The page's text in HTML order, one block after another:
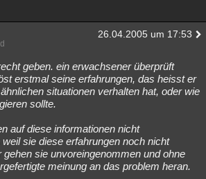
26.04.2005 um 17:53
geben. ein erwachsener überprüft
erstmal seine erfahrungen, das heisst er
situationen verhalten hat, oder wie
sollte.
auf diese informationen nicht
sie diese erfahrungen noch nicht
sie unvoreingenommen und ohne
meinung an das problem heran.